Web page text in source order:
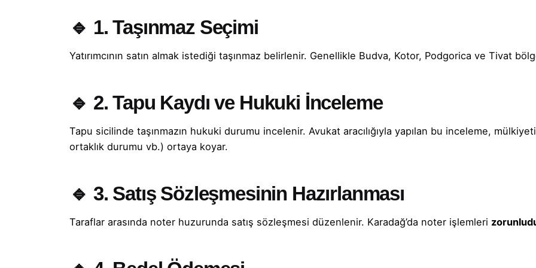
🔹 1. Taşınmaz Seçimi
Yatırımcının satın almak istediği taşınmaz belirlenir. Genellikle Budva, Kotor, Podgorica ve Tivat
🔹 2. Tapu Kaydı ve Hukuki İnceleme
Tapu sicilinde taşınmazın hukuki durumu incelenir. Avukat aracılığıyla yapılan bu inceleme,
ortaklık durumu vb.) ortaya koyar.
🔹 3. Satış Sözleşmesinin Hazırlanması
Taraflar arasında noter huzurunda satış sözleşmesi düzenlenir. Karadağ’da noter işlemleri